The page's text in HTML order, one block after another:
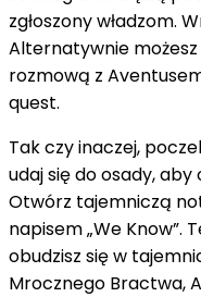
zgłoszony władzom.
Alternatywnie
rozmową z
quest.
Tak czy inaczej,
udaj się do osady,
Otwórz tajemniczą
napisem „We Know”.
obudzisz się w
Mrocznego Bractwa,